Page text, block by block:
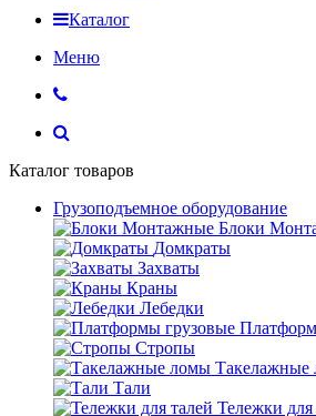
Каталог
Меню
Каталог товаров
Грузоподъемное оборудование
Блоки
Домкраты
Захваты
Краны
Лебедки
Стропы
Такелажные
Тали
Тележки для